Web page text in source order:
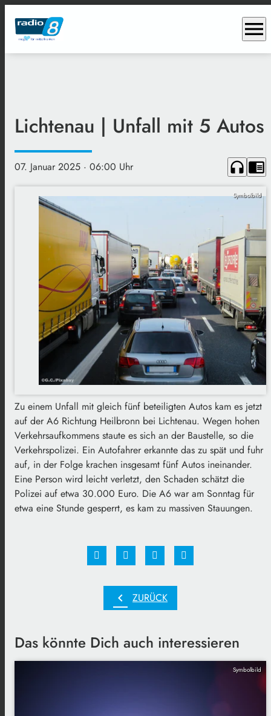
menu
Lichtenau | Unfall mit 5 Autos
07. Januar 2025 · 06:00 Uhr headphones chrome_reader_mode
Symbolbild
Zu einem Unfall mit gleich fünf beteiligten Autos kam es jetzt
auf der A6 Richtung Heilbronn bei Lichtenau. Wegen hohen
Verkehrsaufkommens staute es sich an der Baustelle, so die
Verkehrspolizei. Ein Autofahrer erkannte das zu spät und fuhr
auf, in der Folge krachen insgesamt fünf Autos ineinander.
Eine Person wird leicht verletzt, den Schaden schätzt die
Polizei auf etwa 30.000 Euro. Die A6 war am Sonntag für
etwa eine Stunde gesperrt, es kam zu massiven Stauungen.
chevron_left ZURÜCK
Das könnte Dich auch interessieren
Symbolbild